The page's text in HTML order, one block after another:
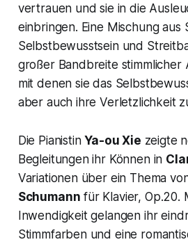
vertrauen und sie in die
einbringen. Eine Mischung aus
Selbstbewusstsein und
großer Bandbreite stimmlicher
mit denen sie das
aber auch ihre Verletzlichkeit
Die PianistinYa-ou Xie zeigte
Begleitungen ihr Können in
Variationen über ein Thema
Schumann für Klavier, Op.20.
Inwendigkeit gelangen ihr
Stimmfarben und eine